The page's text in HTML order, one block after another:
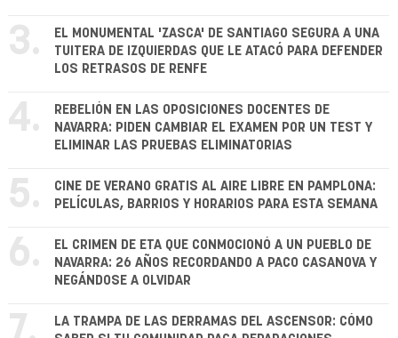
3.
EL MONUMENTAL 'ZASCA' DE SANTIAGO SEGURA A UNA
TUITERA DE IZQUIERDAS QUE LE ATACÓ PARA DEFENDER
LOS RETRASOS DE RENFE
4.
REBELIÓN EN LAS OPOSICIONES DOCENTES DE
NAVARRA: PIDEN CAMBIAR EL EXAMEN POR UN TEST Y
ELIMINAR LAS PRUEBAS ELIMINATORIAS
5.
CINE DE VERANO GRATIS AL AIRE LIBRE EN PAMPLONA:
PELÍCULAS, BARRIOS Y HORARIOS PARA ESTA SEMANA
6.
EL CRIMEN DE ETA QUE CONMOCIONÓ A UN PUEBLO DE
NAVARRA: 26 AÑOS RECORDANDO A PACO CASANOVA Y
NEGÁNDOSE A OLVIDAR
LA TRAMPA DE LAS DERRAMAS DEL ASCENSOR: CÓMO